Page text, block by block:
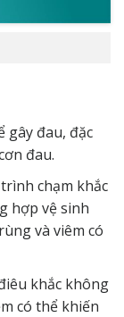
gây đau, đặc
đau.
chạm khắc
hợp vệ sinh
và viêm có
khắc không
có thể khiến